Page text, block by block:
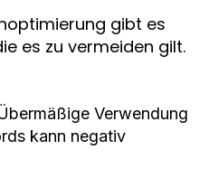
gibt es
es zu vermeiden gilt.
Verwendung
kann negativ